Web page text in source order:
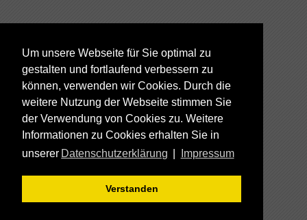
Um unsere Webseite für Sie optimal zu
gestalten und fortlaufend verbessern zu
können, verwenden wir Cookies. Durch die
weitere Nutzung der Webseite stimmen Sie
der Verwendung von Cookies zu. Weitere
Informationen zu Cookies erhalten Sie in
unserer Datenschutzerklärung Impressum
Verstanden